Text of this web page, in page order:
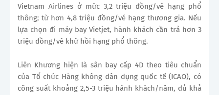
Vietnam Airlines ở mức 3,2 triệu đồng/vé hạng phổ
thông; từ hơn 4,8 triệu đồng/vé hạng thương gia. Nếu
lựa chọn đi máy bay Vietjet, hành khách cần trả hơn 3
triệu đồng/vé khứ hồi hạng phổ thông.
Liên Khương hiện là sân bay cấp 4D theo tiêu chuẩn
của Tổ chức Hàng không dân dụng quốc tế (ICAO), có
công suất khoảng 2,5-3 triệu hành khách/năm, đủ khả